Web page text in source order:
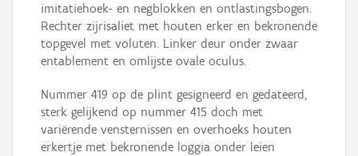
imitatiehoek- en negblokken en ontlastingsbogen.
Rechter zijrisaliet met houten erker en bekronende
topgevel met voluten. Linker deur onder zwaar
entablement en omlijste ovale oculus.
Nummer 419 op de plint gesigneerd en gedateerd,
sterk gelijkend op nummer 415 doch met
variërende vensternissen en overhoeks houten
erkertje met bekronende loggia onder leien